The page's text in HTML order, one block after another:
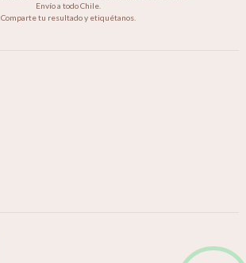
Envío a todo Chile.
Comparte tu resultado y etiquétanos.